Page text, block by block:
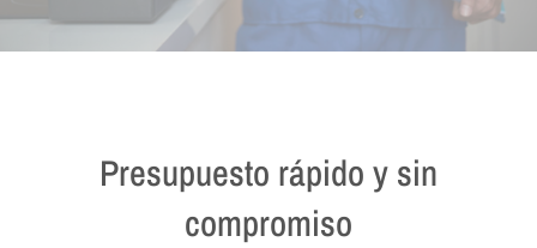
Presupuesto rápido y sin
compromiso